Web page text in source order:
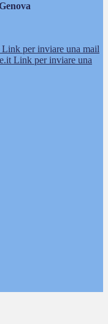
Link per inviare una mail
Link per inviare una